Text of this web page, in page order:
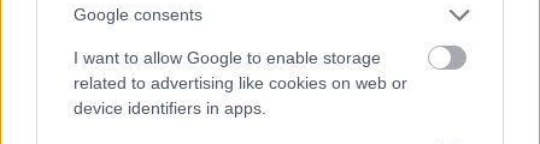
Google consents
I want to allow Google to enable storage
related to advertising like cookies on web or
device identifiers in apps.
Hallgasd meg a Formula Podcast
legfrissebb adását!